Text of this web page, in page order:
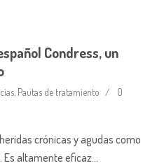
Condress, un
, Pautas de tratamiento
0
crónicas y agudas como
Es altamente eficaz…